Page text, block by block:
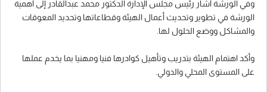
وفي الورشة أشار رئيس مجلس الإدارة الدكتور محمد عبدالقادر إلى أهمية
الورشة في تطوير وتحديث أعمال الهيئة وقطاعاتها وتحديد المعوقات
والمشاكل ووضع الحلول لها.
وأكد اهتمام الهيئة بتدريب وتأهيل كوادرها فنيا ومهنيا بما يخدم عملها
على المستوى المحلي والدولي.